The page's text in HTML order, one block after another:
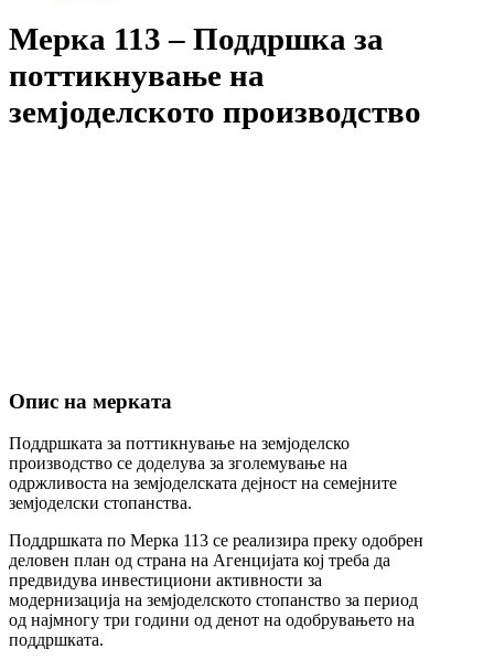
Мерка 113 – Поддршка за
поттикнување на
земјоделското производство
Опис на мерката
Поддршката за поттикнување на земјоделско
производство се доделува за зголемување на
одржливоста на земјоделската дејност на семејните
земјоделски стопанства.
Поддршката по Мерка 113 се реализира преку одобрен
деловен план од страна на Агенцијата кој треба да
предвидува инвестициони активности за
модернизација на земјоделското стопанство за период
од најмногу три години од денот на одобрувањето на
поддршката.